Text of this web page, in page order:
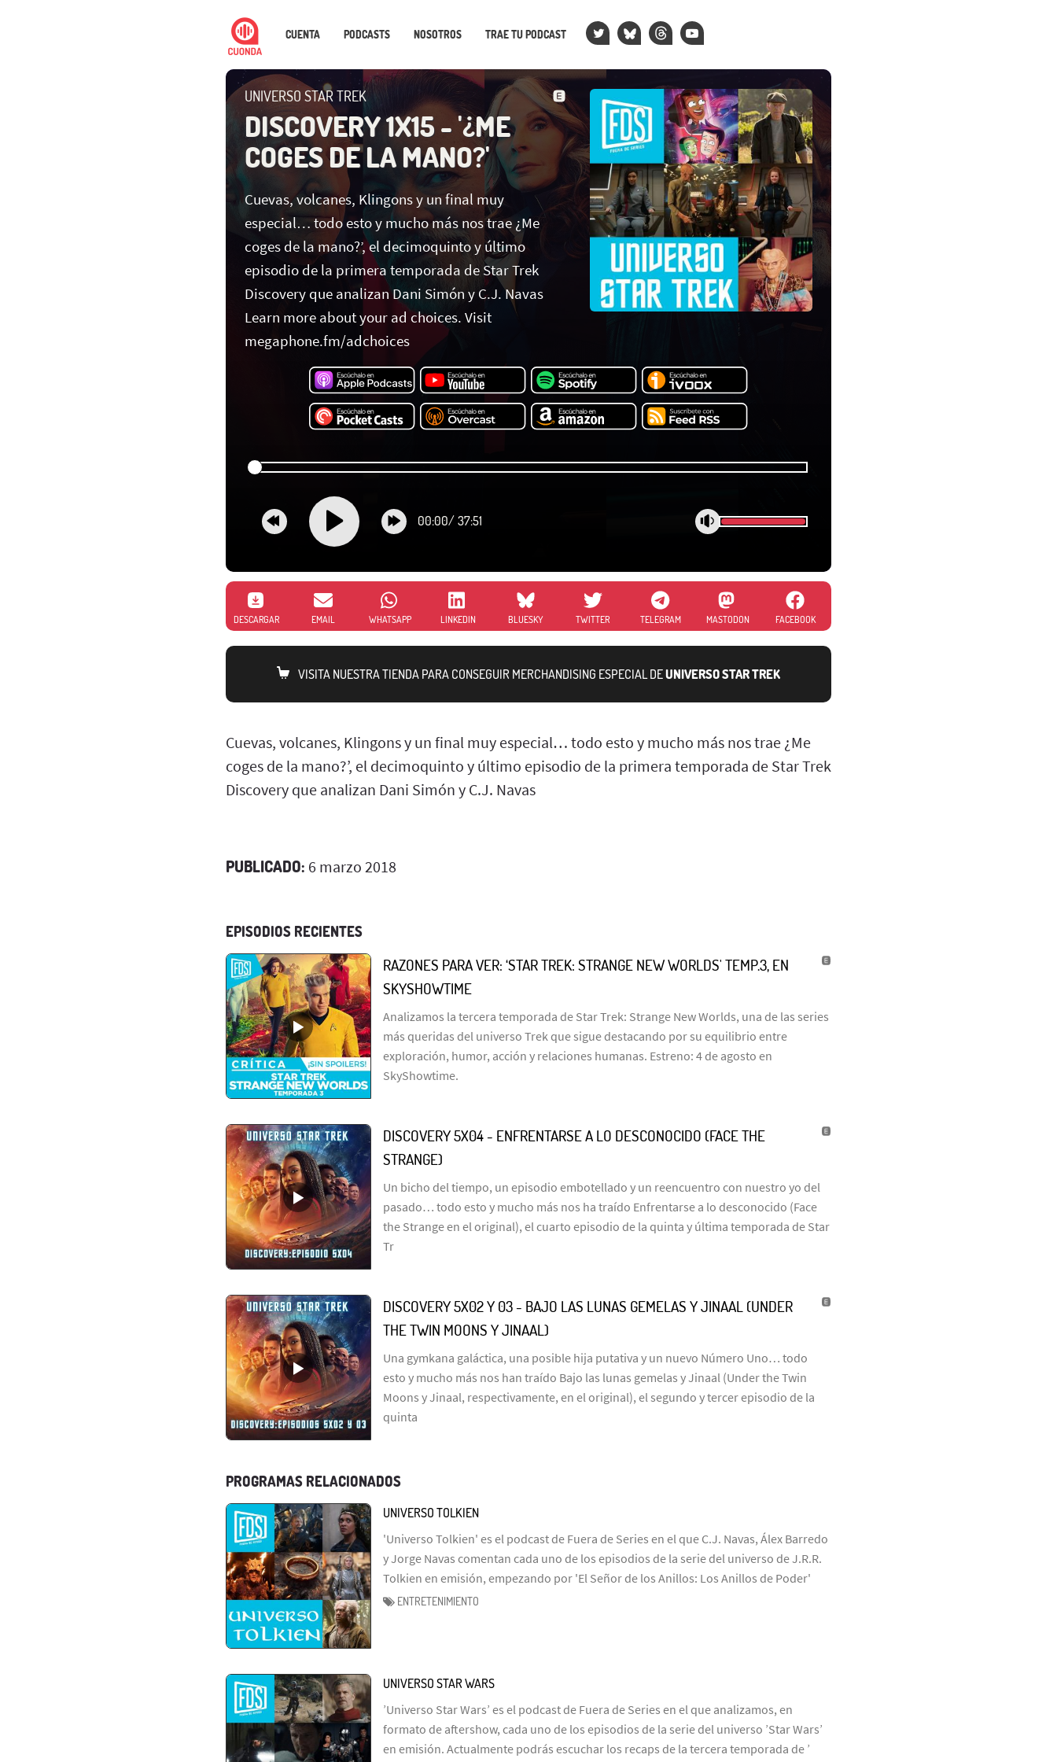
CUENTA PODCASTS NOSOTROS TRAE TU PODCAST
UNIVERSO STAR TREK
DISCOVERY 1X15 - '¿ME
COGES DE LA MANO?'
Cuevas, volcanes, Klingons y un final muy
especial… todo esto y mucho más nos trae ¿Me
coges de la mano?’, el decimoquinto y último
episodio de la primera temporada de Star Trek
Discovery que analizan Dani Simón y C.J. Navas
Learn more about your ad choices. Visit
megaphone.fm/adchoices
00:00/ 37:51
DESCARGAR EMAIL WHATSAPP LINKEDIN BLUESKY TWITTER TELEGRAM MASTODON FACEBOOK
VISITA NUESTRA TIENDA PARA CONSEGUIR MERCHANDISING ESPECIAL DEUNIVERSO STAR TREK
Cuevas, volcanes, Klingons y un final muy especial… todo esto y mucho más nos trae ¿Me
coges de la mano?’, el decimoquinto y último episodio de la primera temporada de Star Trek
Discovery que analizan Dani Simón y C.J. Navas
PUBLICADO: 6 marzo 2018
EPISODIOS RECIENTES
RAZONES PARA VER: ‘STAR TREK: STRANGE NEW WORLDS' TEMP.3, EN
SKYSHOWTIME
Analizamos la tercera temporada de Star Trek: Strange New Worlds, una de las series
más queridas del universo Trek que sigue destacando por su equilibrio entre
exploración, humor, acción y relaciones humanas. Estreno: 4 de agosto en
SkyShowtime.
DISCOVERY 5X04 - ENFRENTARSE A LO DESCONOCIDO (FACE THE
STRANGE)
Un bicho del tiempo, un episodio embotellado y un reencuentro con nuestro yo del
pasado… todo esto y mucho más nos ha traído Enfrentarse a lo desconocido (Face
the Strange en el original), el cuarto episodio de la quinta y última temporada de Star
Tr
DISCOVERY 5X02 Y 03 - BAJO LAS LUNAS GEMELAS Y JINAAL (UNDER
THE TWIN MOONS Y JINAAL)
Una gymkana galáctica, una posible hija putativa y un nuevo Número Uno… todo
esto y mucho más nos han traído Bajo las lunas gemelas y Jinaal (Under the Twin
Moons y Jinaal, respectivamente, en el original), el segundo y tercer episodio de la
quinta
PROGRAMAS RELACIONADOS
UNIVERSO TOLKIEN
'Universo Tolkien' es el podcast de Fuera de Series en el que C.J. Navas, Álex Barredo
y Jorge Navas comentan cada uno de los episodios de la serie del universo de J.R.R.
Tolkien en emisión, empezando por 'El Señor de los Anillos: Los Anillos de Poder'
ENTRETENIMIENTO
UNIVERSO STAR WARS
’Universo Star Wars’ es el podcast de Fuera de Series en el que analizamos, en
formato de aftershow, cada uno de los episodios de la serie del universo ’Star Wars’
en emisión. Actualmente podrás escuchar los recaps de la tercera temporada de ’